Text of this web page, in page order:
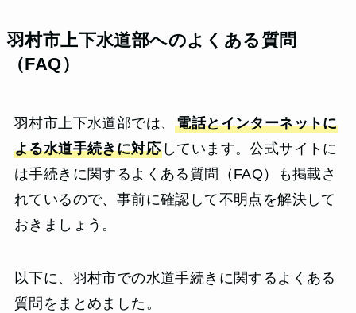
羽村市上下水道部へのよくある質問
（FAQ）
羽村市上下水道部では、電話とインターネットに
よる水道手続きに対応しています。公式サイトに
は手続きに関するよくある質問（FAQ）も掲載さ
れているので、事前に確認して不明点を解決して
おきましょう。
以下に、羽村市での水道手続きに関するよくある
質問をまとめました。